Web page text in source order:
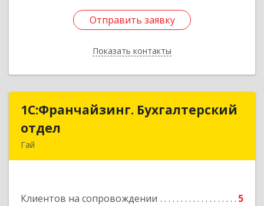
Отправить заявку
Показать контакты
Отправить заявку
Назад
1С:Франчайзинг. Бухгалтерский
отдел
Гай
Клиентов на сопровождении 5
1С:Франчайзинг. Бухгалтерский
Подробнее